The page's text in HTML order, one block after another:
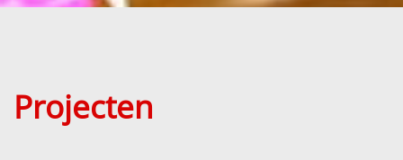
Projecten